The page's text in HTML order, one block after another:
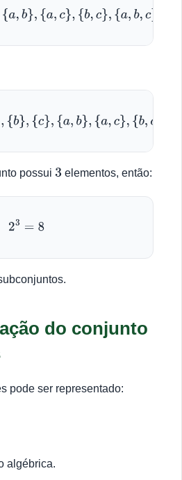
,{ a,b}, {a ,c},{ b,c} {a,b,c}
,{ c },{a, b },{a, c },{b,c}, {a,b, c}}
possui 3 elementos, então:
2 3=8
do conjunto
pode ser representado:
algébrica.